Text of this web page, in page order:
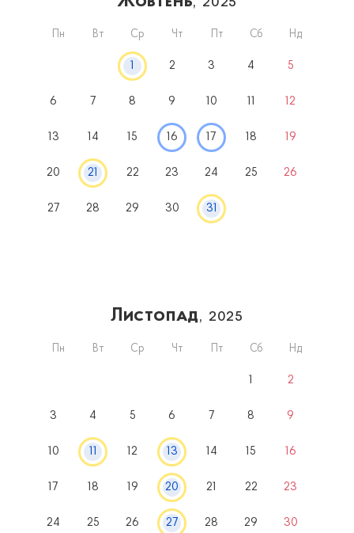
Пн Вт Ср Чт Пт Сб Нд
1 2 3 4 5
6 7 8 9 10 11 12
13 14 15 16 17 18 19
20 21 22 23 24 25 26
27 28 29 30 31
Листопад, 2025
Пн Вт Ср Чт Пт Сб Нд
1 2
3 4 5 6 7 8 9
10 11 12 13 14 15 16
17 18 19 20 21 22 23
24 25 26 27 28 29 30